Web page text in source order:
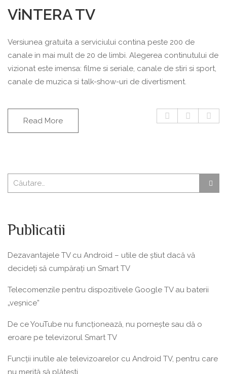
ViNTERA TV
Versiunea gratuita a serviciului contina peste 200 de
canale in mai mult de 20 de limbi. Alegerea continutului de
vizionat este imensa: filme si seriale, canale de stiri si sport,
canale de muzica si talk-show-uri de divertisment.
Read More
Publicatii
Dezavantajele TV cu Android – utile de știut dacă vă
decideți să cumpărați un Smart TV
Telecomenzile pentru dispozitivele Google TV au baterii
„veșnice”
De ce YouTube nu funcționează, nu pornește sau dă o
eroare pe televizorul Smart TV
Funcții inutile ale televizoarelor cu Android TV, pentru care
nu merită să plătești